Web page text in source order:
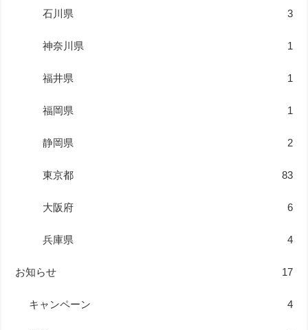
石川県 3
神奈川県 1
福井県 1
福岡県 1
静岡県 2
東京都 83
大阪府 6
兵庫県 4
お知らせ 17
キャンペーン 4